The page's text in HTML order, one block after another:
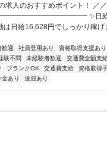
求人のおすすめポイント！ ／／
✨日給
は日給16,628円でしっかり稼げ
歓迎 社員登用あり 資格取得支援あり
験不問 未経験者歓迎 交通費全額支
ブランクOK 交通費支給 資格取得
金あり 送迎あり